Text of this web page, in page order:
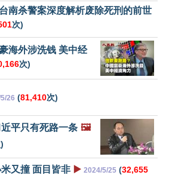
南杀警案深度解析废除死刑的前世
次)
海外涉洗钱 美中经
次)
26 (81,410次)
平只有死路一条 🖼️
又撞 面目皆非 ▶️ 2024/5/25 (32,655